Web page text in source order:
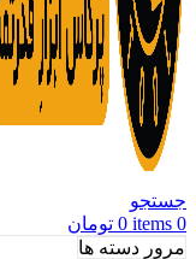
جستجو
0
items
0 تومان
مرور دسته ها